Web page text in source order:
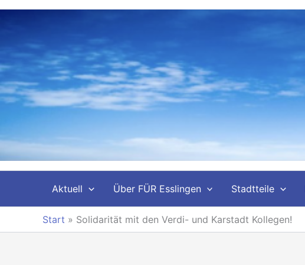
Zum
Aktuell Über FÜR Esslingen Stadtteile
Start » Solidarität mit den Verdi- und Karstadt Kollegen!